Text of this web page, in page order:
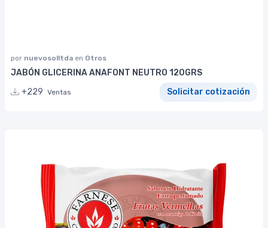
por nuevosolltda en Otros
JABÓN GLICERINA ANAFONT NEUTRO 120GRS
+229 Ventas Solicitar cotización